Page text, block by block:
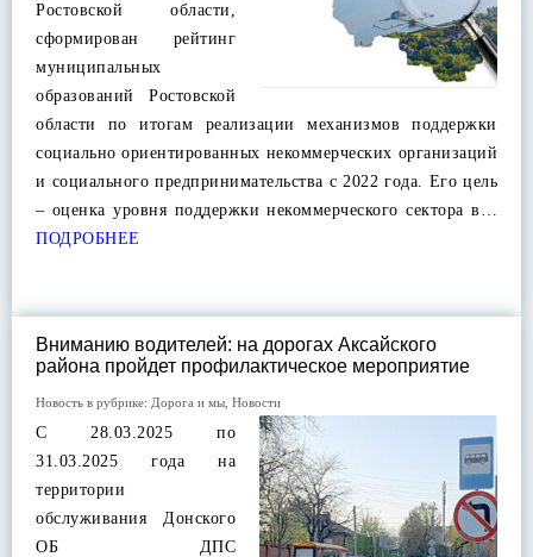
Ростовской области,
сформирован рейтинг
муниципальных
образований Ростовской
области по итогам реализации механизмов поддержки
социально ориентированных некоммерческих организаций
и социального предпринимательства с 2022 года. Его цель
– оценка уровня поддержки некоммерческого сектора в…
ПОДРОБНЕЕ
Вниманию водителей: на дорогах Аксайского
района пройдет профилактическое мероприятие
Новость в рубрике: Дорога и мы Новости
С 28.03.2025 по
31.03.2025 года на
территории
обслуживания Донского
ОБ ДПС